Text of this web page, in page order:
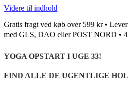
Videre til indhold
Gratis fragt ved køb over 599 kr •
med GLS, DAO eller POST NORD •
YOGA OPSTART I UGE 33!
FIND ALLE DE UGENTLIGE